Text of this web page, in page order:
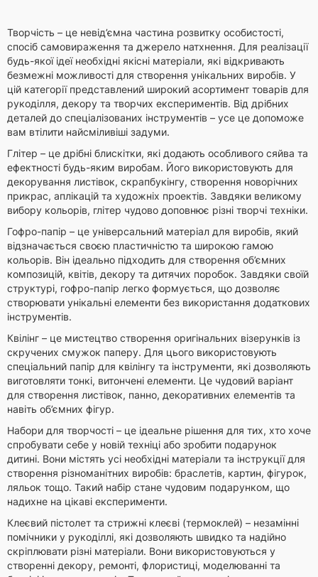
Творчість – це невід’ємна частина розвитку особистості,
спосіб самовираження та джерело натхнення. Для реалізації
будь-якої ідеї необхідні якісні матеріали, які відкривають
безмежні можливості для створення унікальних виробів. У
цій категорії представлений широкий асортимент товарів для
рукоділля, декору та творчих експериментів. Від дрібних
деталей до спеціалізованих інструментів – усе це допоможе
вам втілити найсміливіші задуми.
Глітер – це дрібні блискітки, які додають особливого сяйва та
ефектності будь-яким виробам. Його використовують для
декорування листівок, скрапбукінгу, створення новорічних
прикрас, аплікацій та художніх проектів. Завдяки великому
вибору кольорів, глітер чудово доповнює різні творчі техніки.
Гофро-папір – це універсальний матеріал для виробів, який
відзначається своєю пластичністю та широкою гамою
кольорів. Він ідеально підходить для створення об’ємних
композицій, квітів, декору та дитячих поробок. Завдяки своїй
структурі, гофро-папір легко формується, що дозволяє
створювати унікальні елементи без використання додаткових
інструментів.
Квілінг – це мистецтво створення оригінальних візерунків із
скручених смужок паперу. Для цього використовують
спеціальний папір для квілінгу та інструменти, які дозволяють
виготовляти тонкі, витончені елементи. Це чудовий варіант
для створення листівок, панно, декоративних елементів та
навіть об’ємних фігур.
Набори для творчості – це ідеальне рішення для тих, хто хоче
спробувати себе у новій техніці або зробити подарунок
дитині. Вони містять усі необхідні матеріали та інструкції для
створення різноманітних виробів: браслетів, картин, фігурок,
ляльок тощо. Такий набір стане чудовим подарунком, що
надихне на цікаві експерименти.
Клеєвий пістолет та стрижні клеєві (термоклей) – незамінні
помічники у рукоділлі, які дозволяють швидко та надійно
скріплювати різні матеріали. Вони використовуються у
створенні декору, ремонті, флористиці, моделюванні та